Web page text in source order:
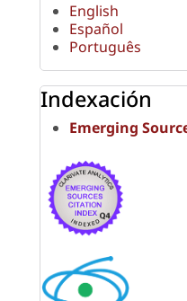
English
Español
Português
Indexación
Emerging